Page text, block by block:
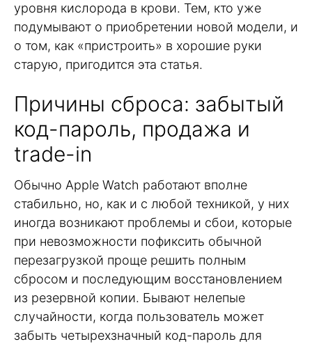
уровня кислорода в крови. Тем, кто уже
подумывают о приобретении новой модели, и
о том, как «пристроить» в хорошие руки
старую, пригодится эта статья.
Причины сброса: забытый
код-пароль, продажа и
trade-in
Обычно Apple Watch работают вполне
стабильно, но, как и с любой техникой, у них
иногда возникают проблемы и сбои, которые
при невозможности пофиксить обычной
перезагрузкой проще решить полным
сбросом и последующим восстановлением
из резервной копии. Бывают нелепые
случайности, когда пользователь может
забыть четырехзначный код-пароль для